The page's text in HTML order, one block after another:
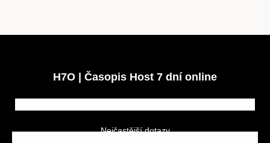
H7O | Časopis Host 7 dní online
Nejčastější dotazy